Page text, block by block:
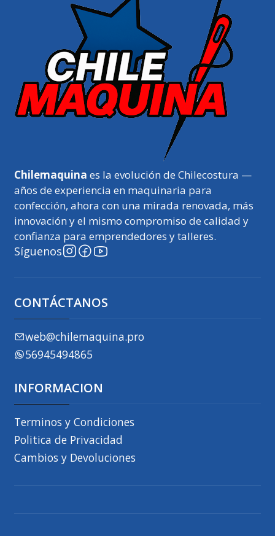
Chilemaquina es la evolución de Chilecostura —
años de experiencia en maquinaria para
confección, ahora con una mirada renovada, más
innovación y el mismo compromiso de calidad y
confianza para emprendedores y talleres.
Síguenos
CONTÁCTANOS
web@chilemaquina.pro
56945494865
INFORMACION
Terminos y Condiciones
Politica de Privacidad
Cambios y Devoluciones